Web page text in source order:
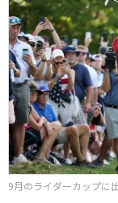
9月のライダーカップに